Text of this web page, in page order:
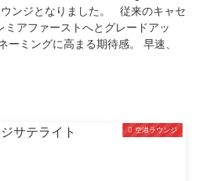
ンジとなりました。 従来のキャセ
アファーストへとグレードアッ
ーミングに高まる期待感。 早速、
空港ラウンジ